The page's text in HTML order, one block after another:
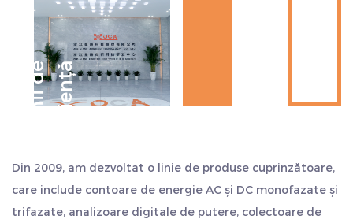
consumului de energie. Puteți configura până la
două monitoare de alarmă pentru a vă asigura că
consumul dvs. de energie rămâne în intervalul
dorit.
comunicare Modbus. Protocolul Modbus asigură
transmisia eficientă a datelor, permițându-vă să
accesați date în timp real și să vă gestionați de la
Internet.
Compania este situată strategic în mijlocul orașelor
Hangzhou, Ningbo și Shanghai, aproape de portul de
transport maritim. Exportul este convenabil, economisind
mai mult timp și costuri. Considerăm calitatea ca viața
auto-depășire”. Salutăm cu sinceritate clienții din țară și
din străinătate să ne viziteze și să caute o dezvoltare
comună și să creeze strălucire.
D
e
c
e
n
i
i
d
e
e
x
p
e
r
i
e
n
ță
Din 2009, am dezvoltat o linie de produse cuprinzătoare,
care include contoare de energie AC și DC monofazate și
trifazate, analizoare digitale de putere, colectoare de